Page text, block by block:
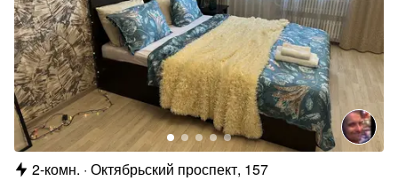
2-комн. Октябрьский проспект, 157